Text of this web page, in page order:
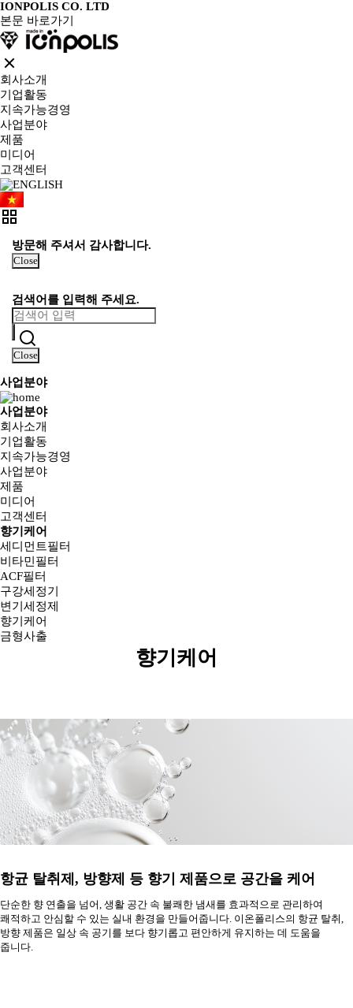
IONPOLIS CO. LTD
본문 바로가기
회사소개
기업활동
지속가능경영
사업분야
제품
미디어
고객센터
방문해 주셔서 감사합니다.
Close
검색어를 입력해 주세요.
Close
사업분야
사업분야
회사소개
기업활동
지속가능경영
사업분야
제품
미디어
고객센터
향기케어
세디먼트필터
비타민필터
ACF필터
구강세정기
변기세정제
향기케어
금형사출
향기케어
항균 탈취제, 방향제 등 향기 제품으로 공간을 케어
단순한 향 연출을 넘어, 생활 공간 속 불쾌한 냄새를 효과적으로 관리하여
쾌적하고 안심할 수 있는 실내 환경을 만들어줍니다. 이온폴리스의 항균 탈취,
방향 제품은 일상 속 공기를 보다 향기롭고 편안하게 유지하는 데 도움을
줍니다.